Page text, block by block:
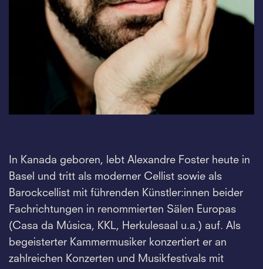
In Kanada geboren, lebt Alexandre Foster heute in
Basel und tritt als moderner Cellist sowie als
Barockcellist mit führenden Künstler:innen beider
Fachrichtungen in renommierten Sälen Europas
(Casa da Música, KKL, Herkulesaal u.a.) auf. Als
begeisterter Kammermusiker konzertiert er an
zahlreichen Konzerten und Musikfestivals mit